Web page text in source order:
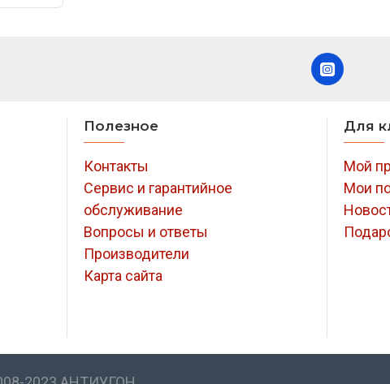
Полезное
Контакты
Сервис и гарантийное
обслуживание
Вопросы и ответы
Производители
Карта сайта
Для
Мой
Мои